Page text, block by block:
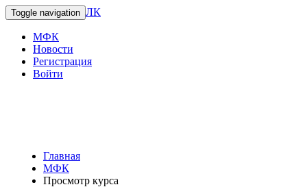
Toggle navigation ЛК
МФК
Новости
Регистрация
Войти
Главная
МФК
Просмотр курса